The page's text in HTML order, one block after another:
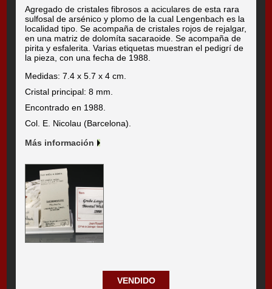
Agregado de cristales fibrosos a aciculares de esta rara
sulfosal de arsénico y plomo de la cual Lengenbach es la
localidad tipo. Se acompaña de cristales rojos de rejalgar,
en una matriz de dolomíta sacaraoide. Se acompaña de
pirita y esfalerita. Varias etiquetas muestran el pedigrí de
la pieza, con una fecha de 1988.
Medidas: 7.4 x 5.7 x 4 cm.
Cristal principal: 8 mm.
Encontrado en 1988.
Col. E. Nicolau (Barcelona).
Más información
VENDIDO